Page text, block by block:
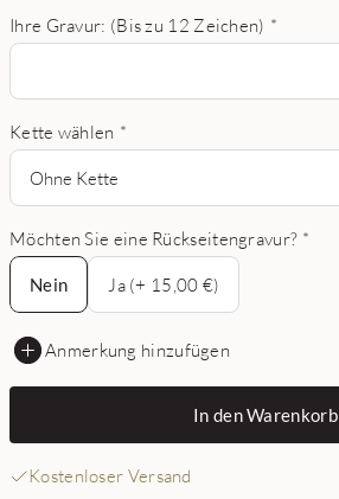
Ihre Gravur: (Bis zu 12 Zeichen) *
Kette wählen *
Ohne Kette
Möchten Sie eine Rückseitengravur? *
Nein
Nein
Ja (+ 15,00 €)
Anmerkung hinzufügen
In den Warenkorb
Kostenloser Versand